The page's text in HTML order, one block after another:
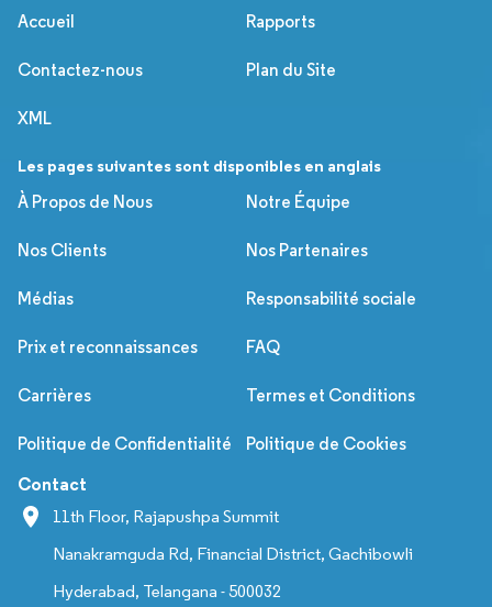
Accueil Rapports
Contactez-nous Plan du Site
XML
Les pages suivantes sont disponibles en anglais
À Propos de Nous
Notre Équipe
Nos Clients Nos Partenaires
Médias Responsabilité sociale
Prix et reconnaissances FAQ
Carrières Termes et Conditions
Politique de Confidentialité Politique de Cookies
Contact
11th Floor, Rajapushpa Summit
Nanakramguda Rd, Financial District, Gachibowli
Hyderabad, Telangana - 500032